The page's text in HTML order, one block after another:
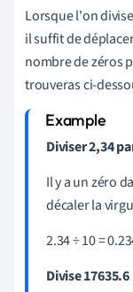
Lorsque l'on
il suffit de
nombre de zéros
trouveras ci-
Diviser 2,34
Il y a un zéro
décaler la
2.34 ÷ 10 =
Divise